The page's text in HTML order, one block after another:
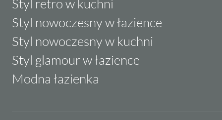
Styl retro w kuchni
Styl nowoczesny w łazience
Styl nowoczesny w kuchni
Styl glamour w łazience
Modna łazienka